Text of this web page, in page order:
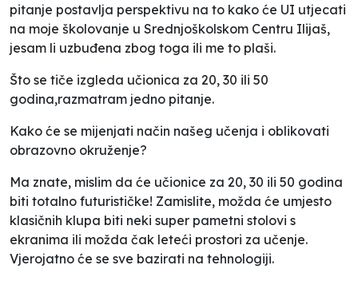
pitanje postavlja perspektivu na to kako će UI utjecati
na moje školovanje u Srednjoškolskom Centru Ilijaš,
jesam li uzbuđena zbog toga ili me to plaši.
Što se tiče izgleda učionica za 20, 30 ili 50
godina,razmatram jedno pitanje.
Kako će se mijenjati način našeg učenja i oblikovati
obrazovno okruženje?
Ma znate, mislim da će učionice za 20, 30 ili 50 godina
biti totalno futurističke! Zamislite, možda će umjesto
klasičnih klupa biti neki super pametni stolovi s
ekranima ili možda čak leteći prostori za učenje.
Vjerojatno će se sve bazirati na tehnologiji.